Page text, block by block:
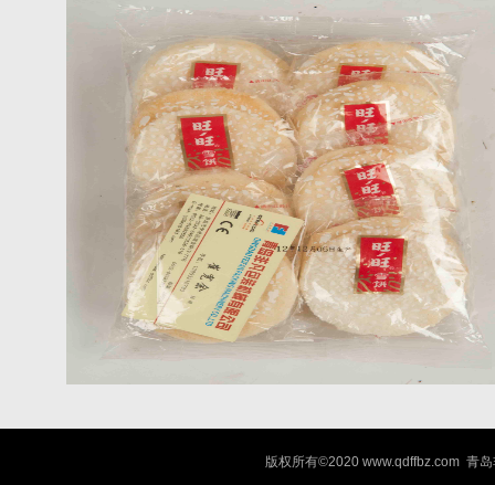
版权所有©2020 www.qdffbz.com 青